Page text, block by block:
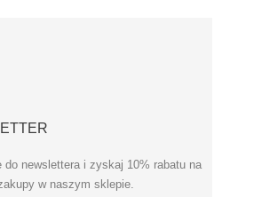
do newslettera i zyskaj 10% rabatu na
w naszym sklepie.